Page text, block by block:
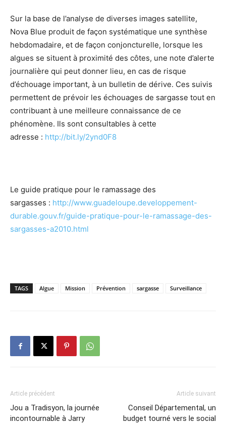
Sur la base de l’analyse de diverses images satellite,
Nova Blue produit de façon systématique une synthèse
hebdomadaire, et de façon conjoncturelle, lorsque les
algues se situent à proximité des côtes, une note d’alerte
journalière qui peut donner lieu, en cas de risque
d’échouage important, à un bulletin de dérive. Ces suivis
permettent de prévoir les échouages de sargasse tout en
contribuant à une meilleure connaissance de ce
phénomène. Ils sont consultables à cette
adresse : http://bit.ly/2ynd0F8
Le guide pratique pour le ramassage des
sargasses : http://www.guadeloupe.developpement-
durable.gouv.fr/guide-pratique-pour-le-ramassage-des-
sargasses-a2010.html
TAGS Algue Mission Prévention sargasse Surveillance
Article précédent
Jou a Tradisyon, la journée
incontournable à Jarry
Article suivant
Conseil Départemental, un
budget tourné vers le social